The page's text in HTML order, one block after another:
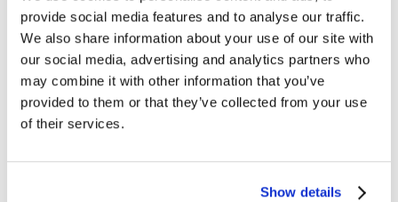
provide social media features and to analyse our traffic.
We also share information about your use of our site with
our social media, advertising and analytics partners who
may combine it with other information that you’ve
provided to them or that they’ve collected from your use
of their services.
Show details
Categorie
Esercizi e Grammatica 387
Esperienze MyES 28
292